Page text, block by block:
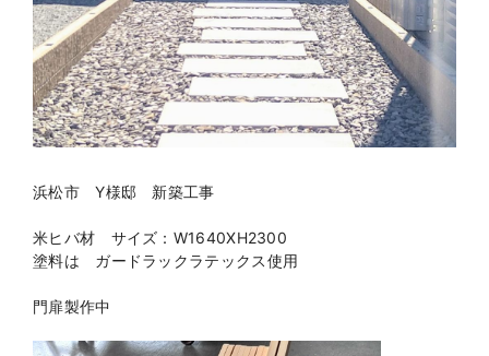
浜松市 Y様邸 新築工事
米ヒバ材 サイズ：W1640XH2300
塗料は ガードラックラテックス使用
門扉製作中